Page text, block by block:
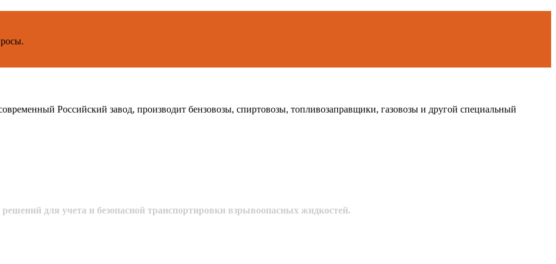
Российский завод, производит бензовозы, спиртовозы, топливозаправщики, газовозы и другой специальный
для учета и безопасной транспортировки взрывоопасных жидкостей.